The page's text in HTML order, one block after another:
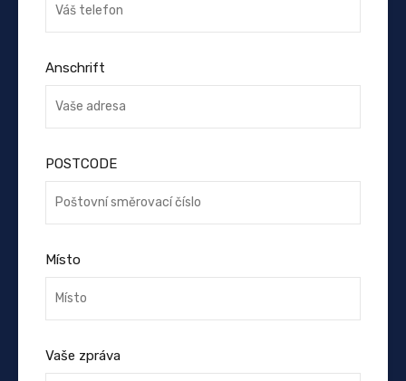
Anschrift
POSTCODE
Místo
Vaše zpráva